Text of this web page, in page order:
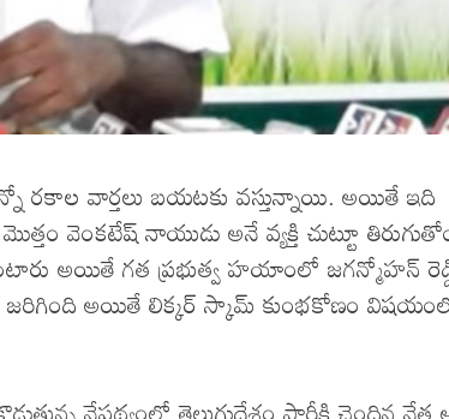
రకాల వార్తలు బయటకు వస్తున్నాయి. అయితే ఇది
వెంకటేష్ నాయుడు అనే వ్యక్తి చుట్టూ
అయితే గత ప్రభుత్వ హయాంలో జగన్మోహన్
జరిగింది అయితే లిక్కర్ స్కామ్ కుంభకోణం